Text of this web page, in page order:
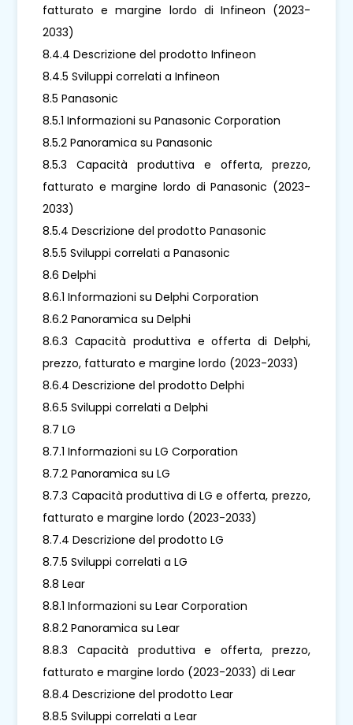
fatturato e margine lordo di Infineon (2023-
2033)
8.4.4 Descrizione del prodotto Infineon
8.4.5 Sviluppi correlati a Infineon
8.5 Panasonic
8.5.1 Informazioni su Panasonic Corporation
8.5.2 Panoramica su Panasonic
8.5.3 Capacità produttiva e offerta, prezzo,
fatturato e margine lordo di Panasonic (2023-
2033)
8.5.4 Descrizione del prodotto Panasonic
8.5.5 Sviluppi correlati a Panasonic
8.6 Delphi
8.6.1 Informazioni su Delphi Corporation
8.6.2 Panoramica su Delphi
8.6.3 Capacità produttiva e offerta di Delphi,
prezzo, fatturato e margine lordo (2023-2033)
8.6.4 Descrizione del prodotto Delphi
8.6.5 Sviluppi correlati a Delphi
8.7 LG
8.7.1 Informazioni su LG Corporation
8.7.2 Panoramica su LG
8.7.3 Capacità produttiva di LG e offerta, prezzo,
fatturato e margine lordo (2023-2033)
8.7.4 Descrizione del prodotto LG
8.7.5 Sviluppi correlati a LG
8.8 Lear
8.8.1 Informazioni su Lear Corporation
8.8.2 Panoramica su Lear
8.8.3 Capacità produttiva e offerta, prezzo,
fatturato e margine lordo (2023-2033) di Lear
8.8.4 Descrizione del prodotto Lear
8.8.5 Sviluppi correlati a Lear